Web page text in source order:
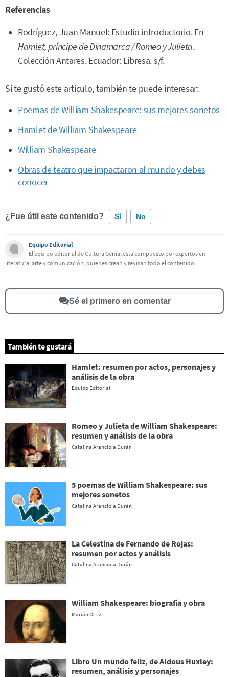
Referencias
Rodríguez, Juan Manuel: Estudio introductorio. En
Hamlet, príncipe de Dinamarca / Romeo y Julieta.
Colección Antares. Ecuador: Libresa. s/f.
Si te gustó este artículo, también te puede interesar:
Poemas de William Shakespeare: sus mejores sonetos
Hamlet de William Shakespeare
William Shakespeare
Obras de teatro que impactaron al mundo y debes
conocer
¿Fue útil este contenido? Sí No
Este contenido contiene información incorrecta
Otro
Equipo Editorial
El equipo editorial de Cultura Genial está compuesto por expertos en
literatura, arte y comunicación, quienes crean y revisan todo el contenido.
Sé el primero en comentar
También te gustará
Hamlet: resumen por actos, personajes y
análisis de la obra
Equipo Editorial
Romeo y Julieta de William Shakespeare:
resumen y análisis de la obra
Catalina Arancibia Durán
5 poemas de William Shakespeare: sus
mejores sonetos
Catalina Arancibia Durán
La Celestina de Fernando de Rojas:
resumen por actos y análisis
Catalina Arancibia Durán
William Shakespeare: biografía y obra
Marián Ortiz
Libro Un mundo feliz, de Aldous Huxley:
resumen, análisis y personajes